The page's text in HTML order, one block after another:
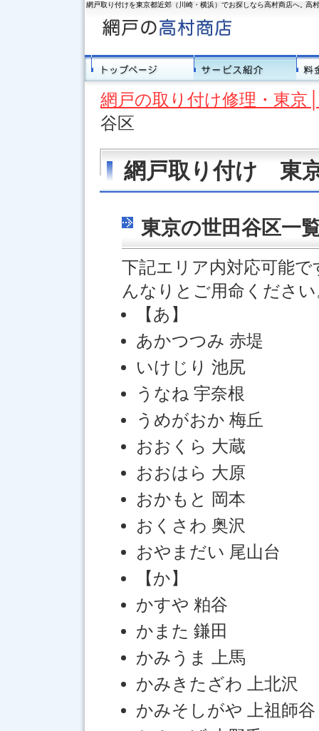
網戸取り付けを東京都近郊（川崎・横浜）でお探しなら高村商店へ。高
トップページ サー
網戸の取り付け修理・東京
谷区
網戸取り付け 東
東京の世田谷区一
下記エリア内対応可能
んなりとご用命くださ
【あ】
あかつつみ 赤堤
いけじり 池尻
うなね 宇奈根
うめがおか 梅丘
おおくら 大蔵
おおはら 大原
おかもと 岡本
おくさわ 奥沢
おやまだい 尾山台
【か】
かすや 粕谷
かまた 鎌田
かみうま 上馬
かみきたざわ 上北沢
かみそしがや 上祖師谷